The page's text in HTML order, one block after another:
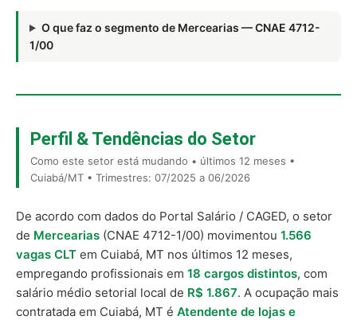
O que faz o segmento de Mercearias — CNAE 4712-
1/00
Perfil & Tendências do Setor
Como este setor está mudando • últimos 12 meses •
Cuiabá/MT • Trimestres: 07/2025 a 06/2026
De acordo com dados do Portal Salário / CAGED, o setor
de Mercearias (CNAE 4712-1/00) movimentou 1.566
vagas CLT em Cuiabá, MT nos últimos 12 meses,
empregando profissionais em 18 cargos distintos, com
salário médio setorial local de R$ 1.867. A ocupação mais
contratada em Cuiabá, MT é Atendente de lojas e